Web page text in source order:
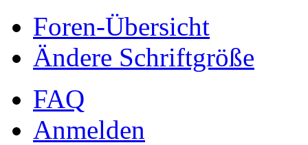
Foren-Übersicht
Ändere Schriftgröße
FAQ
Anmelden